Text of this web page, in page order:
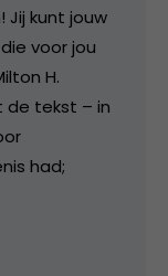
Jij kunt jouw
voor jou
H.
de tekst – in
had;